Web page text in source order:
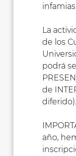
La
de los
podrá
de
diferido).
año,